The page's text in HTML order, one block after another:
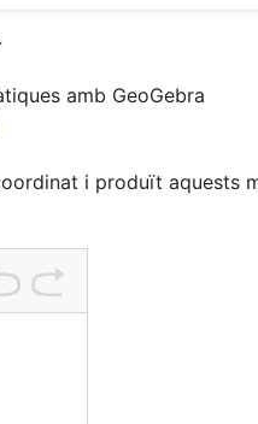
i produït aquests